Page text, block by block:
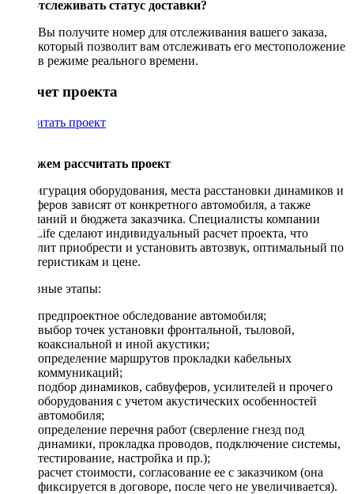
Как отслеживать статус доставки?
Вы получите номер для отслеживания вашего заказа,
который позволит вам отслеживать его местоположение
в режиме реального времени.
Рассчет проекта
Рассчитать проект
Поможем рассчитать проект
Конфигурация оборудования, места расстановки динамиков и
сабвуферов зависят от конкретного автомобиля, а также
пожеланий и бюджета заказчика. Специалисты компании
DriveLife сделают индивидуальный расчет проекта, что
позволит приобрести и установить автозвук, оптимальный по
характеристикам и цене.
Основные этапы:
предпроектное обследование автомобиля;
выбор точек установки фронтальной, тыловой,
коаксиальной и иной акустики;
определение маршрутов прокладки кабельных
коммуникаций;
подбор динамиков, сабвуферов, усилителей и прочего
оборудования с учетом акустических особенностей
автомобиля;
определение перечня работ (сверление гнезд под
динамики, прокладка проводов, подключение системы,
тестирование, настройка и пр.);
расчет стоимости, согласование ее с заказчиком (она
фиксируется в договоре, после чего не увеличивается).